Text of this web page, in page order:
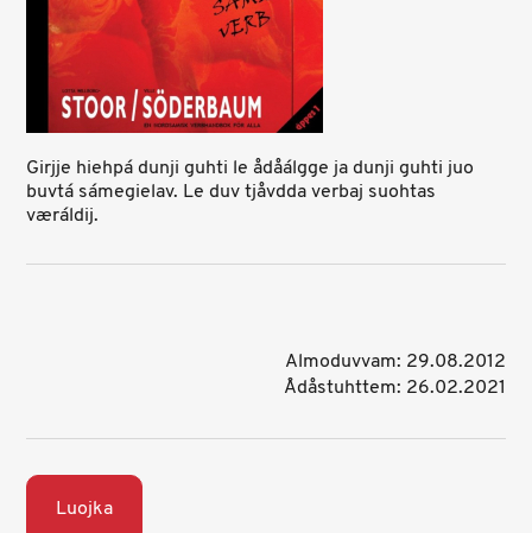
Girjje hiehpá dunji guhti le ådåálgge ja dunji guhti juo
buvtá sámegielav. Le duv tjåvdda verbaj suohtas
væráldij.
Almoduvvam: 29.08.2012
Ådåstuhttem: 26.02.2021
Luojka